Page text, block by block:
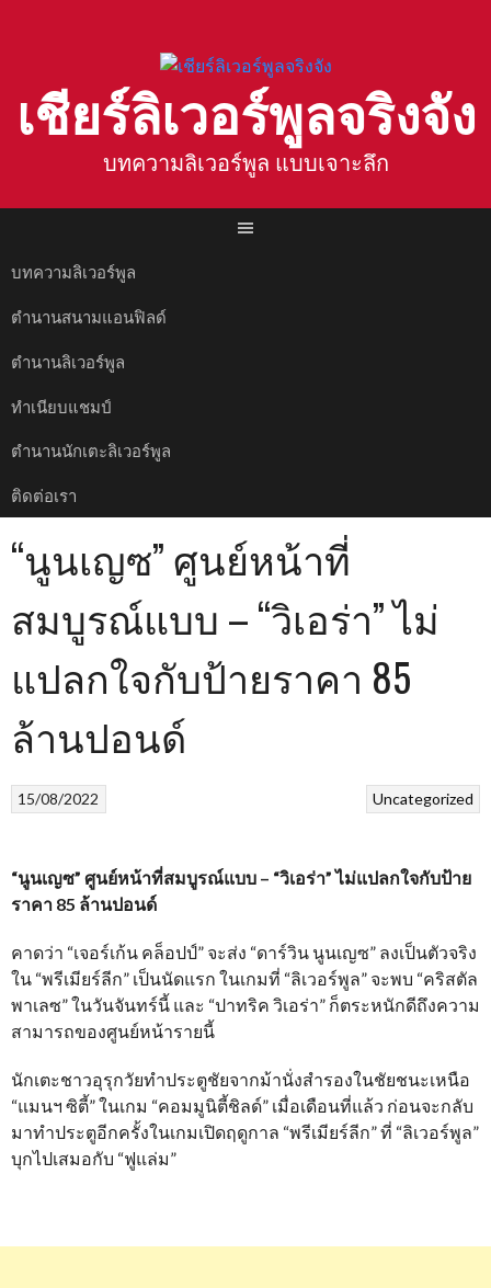
เชียร์ลิเวอร์พูลจริงจัง
บทความลิเวอร์พูล แบบเจาะลึก
บทความลิเวอร์พูล
ตำนานสนามแอนฟิลด์
ตำนานลิเวอร์พูล
ทำเนียบแชมป์
ตำนานนักเตะลิเวอร์พูล
ติดต่อเรา
“นูนเญซ” ศูนย์หน้าที่
สมบูรณ์แบบ – “วิเอร่า” ไม่
แปลกใจกับป้ายราคา 85
ล้านปอนด์
Uncategorized
15/08/2022
“นูนเญซ” ศูนย์หน้าที่สมบูรณ์แบบ – “วิเอร่า” ไม่แปลกใจกับป้าย
ราคา 85 ล้านปอนด์
คาดว่า “เจอร์เก้น คล็อปป์” จะส่ง “ดาร์วิน นูนเญซ” ลงเป็นตัวจริง
ใน “พรีเมียร์ลีก” เป็นนัดแรก ในเกมที่ “ลิเวอร์พูล” จะพบ “คริสตัล
พาเลซ” ในวันจันทร์นี้ และ “ปาทริค วิเอร่า” ก็ตระหนักดีถึงความ
สามารถของศูนย์หน้ารายนี้
นักเตะชาวอุรุกวัยทำประตูชัยจากม้านั่งสำรองในชัยชนะเหนือ
“แมนฯ ซิตี้” ในเกม “คอมมูนิตี้ชิลด์” เมื่อเดือนที่แล้ว ก่อนจะกลับ
มาทำประตูอีกครั้งในเกมเปิดฤดูกาล “พรีเมียร์ลีก” ที่ “ลิเวอร์พูล”
บุกไปเสมอกับ “ฟูแล่ม”